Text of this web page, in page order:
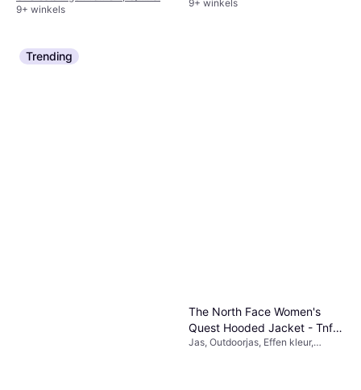
9+ winkels
9+ winkels
Trending
The North Face Women's
Quest Hooded Jacket - Tnf
Black/Foil Grey
Jas, Outdoorjas, Effen kleur,